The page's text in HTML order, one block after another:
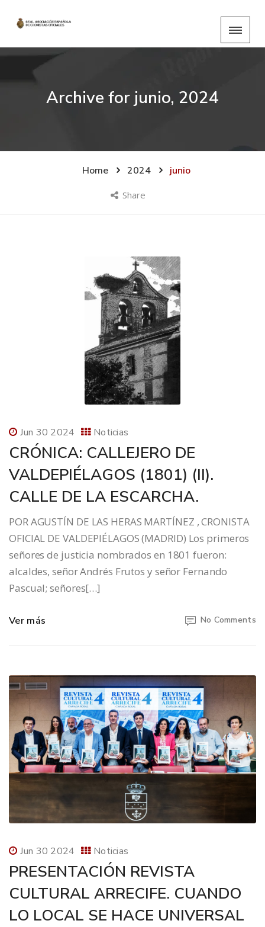
Archive for junio, 2024
Home 2024 junio
Share
Jun 30 2024 Noticias
CRÓNICA: CALLEJERO DE
VALDEPIÉLAGOS (1801) (II).
CALLE DE LA ESCARCHA.
POR AGUSTÍN DE LAS HERAS MARTÍNEZ , CRONISTA
OFICIAL DE VALDEPIÉLAGOS (MADRID) Los primeros
señores de justicia nombrados en 1801 fueron:
alcaldes, señor Andrés Frutos y señor Fernando
Pascual; señores[…]
Ver más No Comments
Jun 30 2024 Noticias
PRESENTACIÓN REVISTA
CULTURAL ARRECIFE. CUANDO
LO LOCAL SE HACE UNIVERSAL